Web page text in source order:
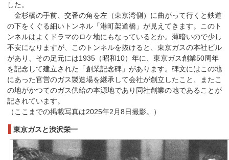
した。
金杉橋の手前、交番の角を左（東京湾側）に曲がって行くと鉄道
の下をくぐる細いトンネル「港町架道橋」が見えてきます。このト
ンネルはよくドラマのロケ地にもなっているとか。薄暗いので少し
不安になりますが、このトンネルを抜けると、東京ガスの本社ビル
があり、その足元には1935（昭和10）年に、東京ガス創業50周年
を記念して建立された「創業記念碑」があります。碑文にはこの地
にあった官営のガス製造場を継承して会社が創立したこと、またこ
の地がかつてのガス供給の本源地であり同社創業の地であることが
記されています。
（ここまでの掲載写真は2025年2月8日撮影。）
東京ガスと渋沢栄一